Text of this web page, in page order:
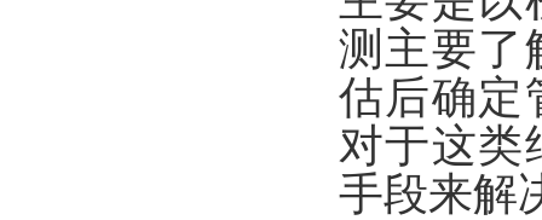
测主要了
估后确定
对于这类
手段来解